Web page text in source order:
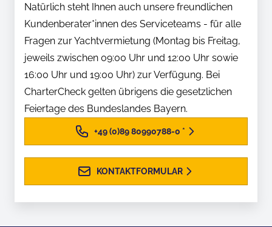
Natürlich steht Ihnen auch unsere freundlichen
Kundenberater*innen des Serviceteams - für alle
Fragen zur Yachtvermietung (Montag bis Freitag,
jeweils zwischen 09:00 Uhr und 12:00 Uhr sowie
16:00 Uhr und 19:00 Uhr) zur Verfügung. Bei
CharterCheck gelten übrigens die gesetzlichen
Feiertage des Bundeslandes Bayern.
+49 (0)89 80990788-0 *
KONTAKTFORMULAR